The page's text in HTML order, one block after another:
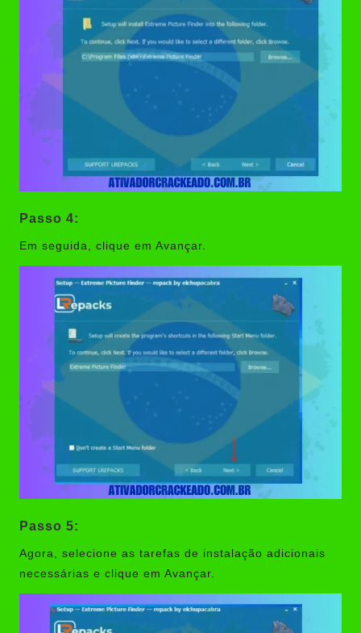
Passo 4:
Em seguida, clique em Avançar.
Passo 5:
Agora, selecione as tarefas de instalação adicionais
necessárias e clique em Avançar.